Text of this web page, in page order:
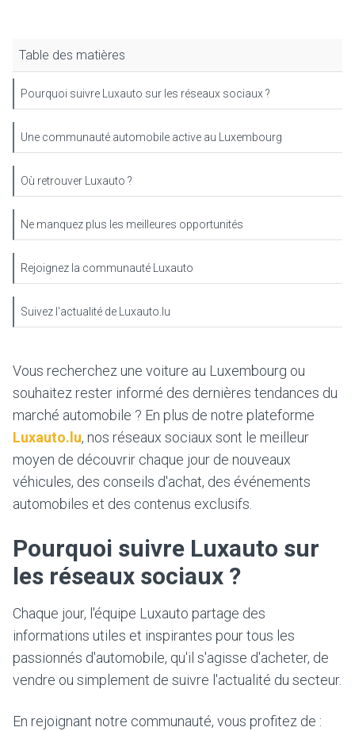
Table des matières
Pourquoi suivre Luxauto sur les réseaux sociaux ?
Une communauté automobile active au Luxembourg
Où retrouver Luxauto ?
Ne manquez plus les meilleures opportunités
Rejoignez la communauté Luxauto
Suivez l'actualité de Luxauto.lu
Vous recherchez une voiture au Luxembourg ou
souhaitez rester informé des dernières tendances du
marché automobile ? En plus de notre plateforme
Luxauto.lu, nos réseaux sociaux sont le meilleur
moyen de découvrir chaque jour de nouveaux
véhicules, des conseils d'achat, des événements
automobiles et des contenus exclusifs.
Pourquoi suivre Luxauto sur
les réseaux sociaux ?
Chaque jour, l'équipe Luxauto partage des
informations utiles et inspirantes pour tous les
passionnés d'automobile, qu'il s'agisse d'acheter, de
vendre ou simplement de suivre l'actualité du secteur.
En rejoignant notre communauté, vous profitez de :